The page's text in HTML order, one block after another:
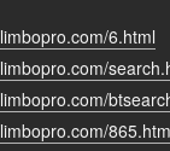
6.html